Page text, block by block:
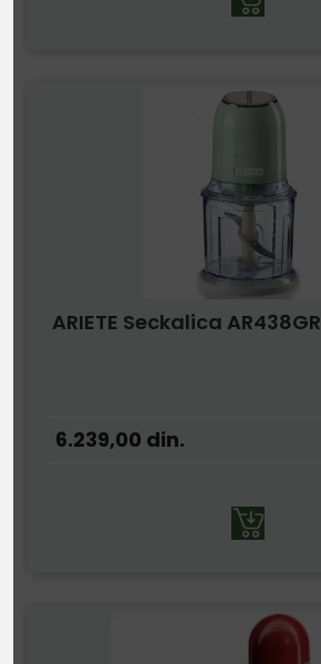
ARIETE Seckalica AR438GR
6.239,00 din.